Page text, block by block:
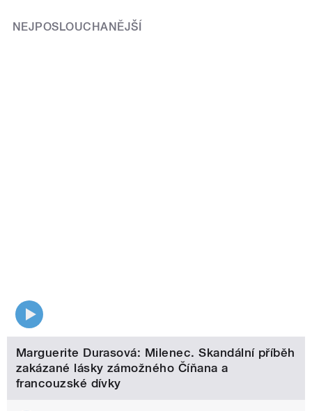
NEJPOSLOUCHANĚJŠÍ
Marguerite Durasová: Milenec. Skandální příběh
zakázané lásky zámožného Číňana a
francouzské dívky